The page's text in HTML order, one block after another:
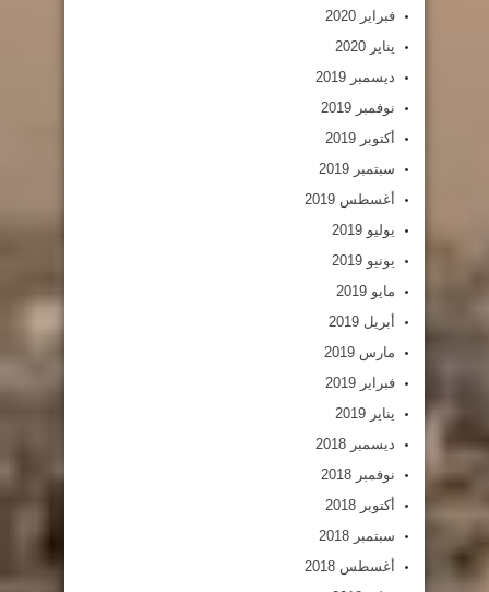
فبراير 2020
يناير 2020
ديسمبر 2019
نوفمبر 2019
أكتوبر 2019
سبتمبر 2019
أغسطس 2019
يوليو 2019
يونيو 2019
مايو 2019
أبريل 2019
مارس 2019
فبراير 2019
يناير 2019
ديسمبر 2018
نوفمبر 2018
أكتوبر 2018
سبتمبر 2018
أغسطس 2018